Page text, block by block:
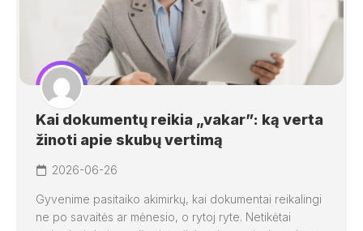
Kai dokumentų reikia „vakar”: ką verta
žinoti apie skubų vertimą
2026-06-26
Gyvenime pasitaiko akimirkų, kai dokumentai reikalingi
ne po savaitės ar mėnesio, o rytoj ryte. Netikėtai